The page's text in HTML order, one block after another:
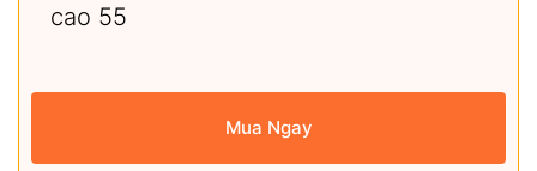
cao 55
Mua Ngay